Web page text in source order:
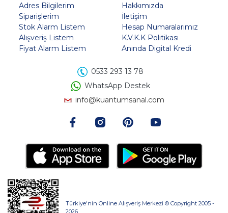
Adres Bilgilerim
Siparişlerim
Stok Alarm Listem
Alışveriş Listem
Fiyat Alarm Listem
Hakkımızda
İletişim
Hesap Numaralarımız
K.V.K.K Politikası
Anında Digital Kredi
0533 293 13 78
WhatsApp Destek
info@kuantumsanal.com
Türkiye'nin Online Alışveriş Merkezi © Copyright 2005 -
2026